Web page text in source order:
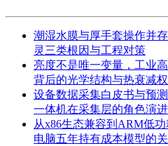
潮湿水膜与厚手套操作并
灵三类根因与工程对策
亮度不是唯一变量，工业
背后的光学结构与热衰减
设备数据采集白皮书与预
一体机在采集层的角色演进
从x86生态兼容到ARM低
电脑五年持有成本模型的